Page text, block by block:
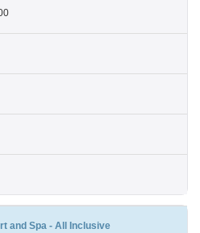
and Spa - All Inclusive